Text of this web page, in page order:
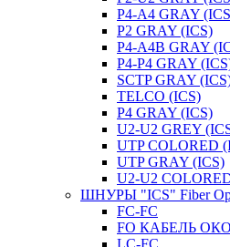
P4-A4 GRAY
P2 GRAY (ICS)
P4-A4B GRAY
P4-P4 GRAY
SCTP GRAY
TELCO (ICS)
P4 GRAY (ICS)
U2-U2 GREY
UTP COLORED
UTP GRAY (ICS)
U2-U2
ШНУРЫ "ICS" Fiber
FC-FC
FO КАБЕЛЬ
LC-FC